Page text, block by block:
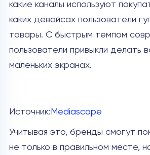
какие каналы используют
каких девайсах пользователи
товары. С быстрым темпом
пользователи привыкли делать
маленьких экранах.
Источник: Mediascope
Учитывая это, бренды смогут
не только в правильном месте,